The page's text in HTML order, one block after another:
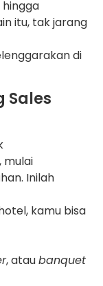
itu, tak jarang
di
Sales
mulai
Inilah
kamu bisa
, ataubanquet